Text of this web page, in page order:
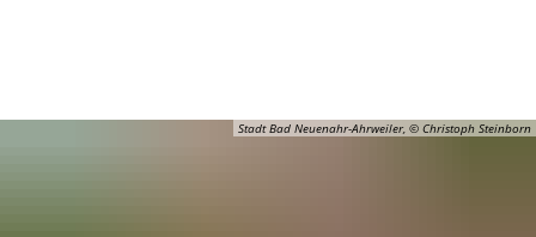
Stadt Bad Neuenahr-Ahrweiler, © Christoph Steinborn